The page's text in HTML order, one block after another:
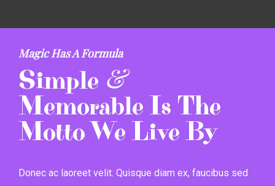
Magic Has A Formula
Simple &
Memorable Is The
Motto We Live By
Donec ac laoreet velit. Quisque diam ex, faucibus sed